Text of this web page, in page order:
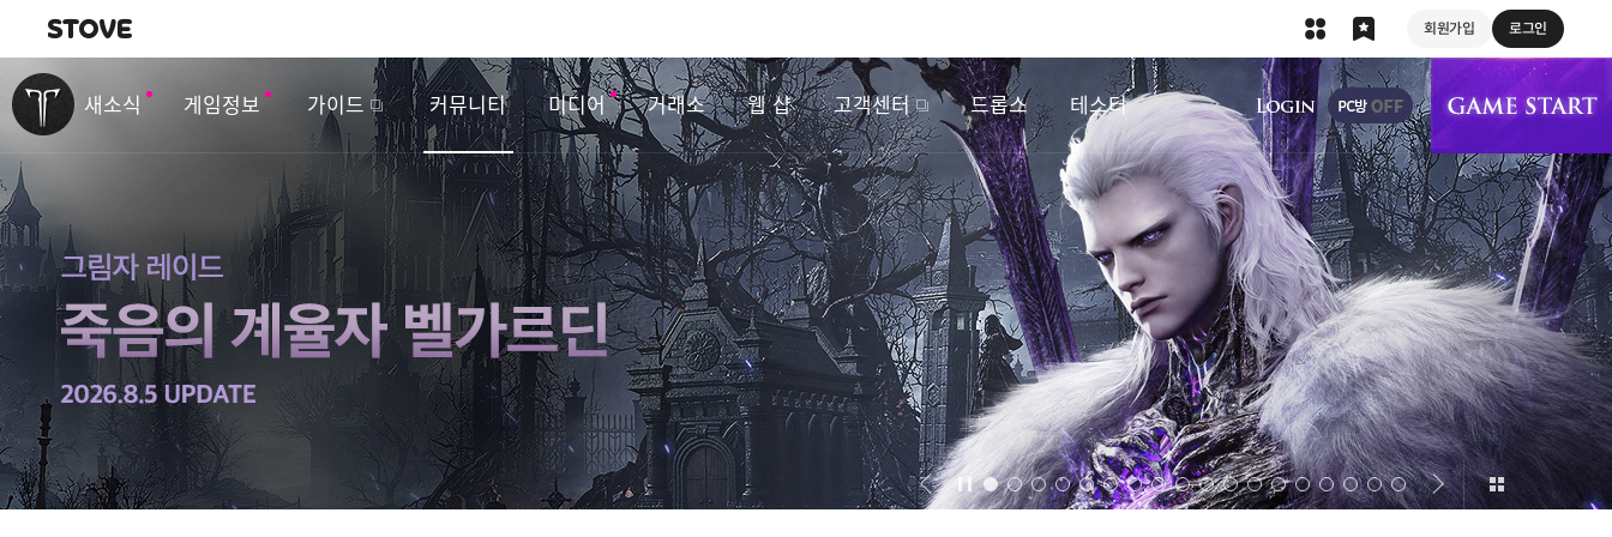
회원가입 로그인
내비게이션
새소식 게임정보 가이드 커뮤니티 미디어 거래소 웹 샵 고객센터 드롭스 테스터
상단 메뉴
벤
트
&
업
데
이
트